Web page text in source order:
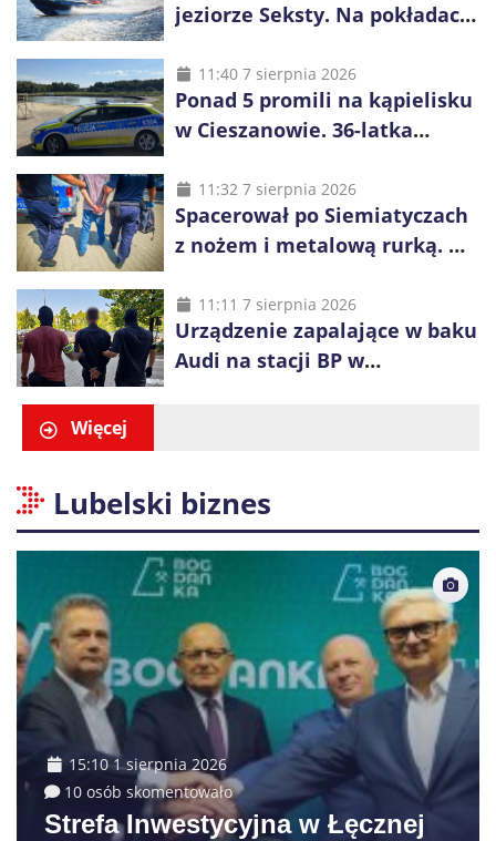
jeziorze Seksty. Na pokładach
małoletnich
11:40 7 sierpnia 2026
Ponad 5 promili na kąpielisku
w Cieszanowie. 36-latka
z wody
11:32 7 sierpnia 2026
Spacerował po Siemiatyczach
z nożem i metalową rurką. W
alkohol i perfumy
11:11 7 sierpnia 2026
Urządzenie zapalające w baku
Audi na stacji BP w
Więcej
Lubelski biznes
15:10 1 sierpnia 2026
10 osób skomentowało
Strefa Inwestycyjna w Łęcznej